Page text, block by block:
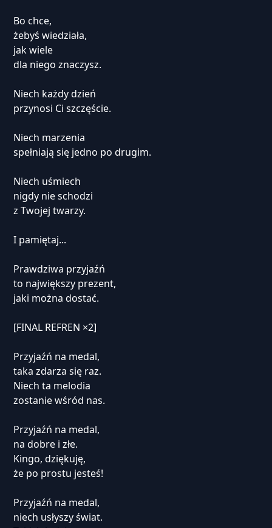
Bo chce,
żebyś wiedziała,
jak wiele
dla niego znaczysz.
Niech każdy dzień
przynosi Ci szczęście.
Niech marzenia
spełniają się jedno po drugim.
Niech uśmiech
nigdy nie schodzi
z Twojej twarzy.
I pamiętaj...
Prawdziwa przyjaźń
to największy prezent,
jaki można dostać.
[FINAL REFREN ×2]
Przyjaźń na medal,
taka zdarza się raz.
Niech ta melodia
zostanie wśród nas.
Przyjaźń na medal,
na dobre i złe.
Kingo, dziękuję,
że po prostu jesteś!
Przyjaźń na medal,
niech usłyszy świat.